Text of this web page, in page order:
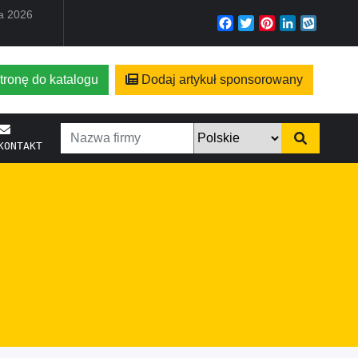
2026 Facebook
TwitterPinterest
LinkedIn
do katalogu Dodaj artykuł sponsorowany